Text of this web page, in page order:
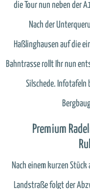
die Tour nun neben der
Nach der
Haßlinghausen auf die
Bahntrasse rollt Ihr nun
Silschede. Infotafeln
Premium
Nach einem kurzen
Landstraße folgt der